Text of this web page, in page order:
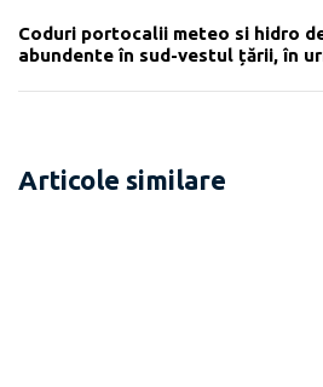
Coduri portocalii meteo si hidro
abundente în sud-vestul țării, în
Articole similare